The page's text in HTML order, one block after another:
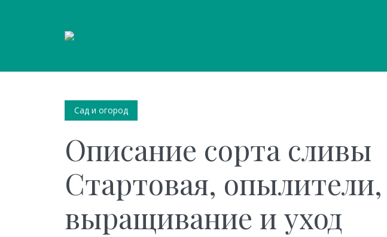
Сад и огород
Описание сорта сливы
Стартовая, опылители,
выращивание и уход